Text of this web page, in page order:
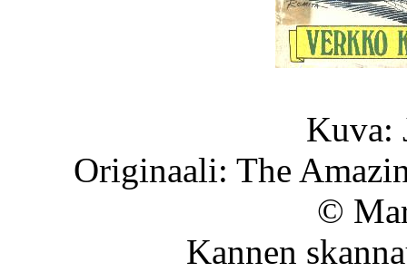
Kuva:
Originaali: The
©
Kannen